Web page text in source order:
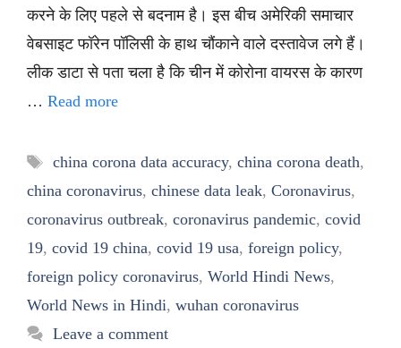
करने के लिए पहले से बदनाम है। इस बीच अमेरिकी समाचार
वेबसाइट फॉरेन पॉलिसी के हाथ चौंकाने वाले दस्तावेज लगे हैं।
लीक डाटा से पता चला है कि चीन में कोरोना वायरस के कारण
… Read more
Tags
china corona data accuracy, china corona death,
china coronavirus, chinese data leak, Coronavirus,
coronavirus outbreak, coronavirus pandemic, covid
19, covid 19 china, covid 19 usa, foreign policy,
foreign policy coronavirus, World Hindi News,
World News in Hindi, wuhan coronavirus
Leave a comment